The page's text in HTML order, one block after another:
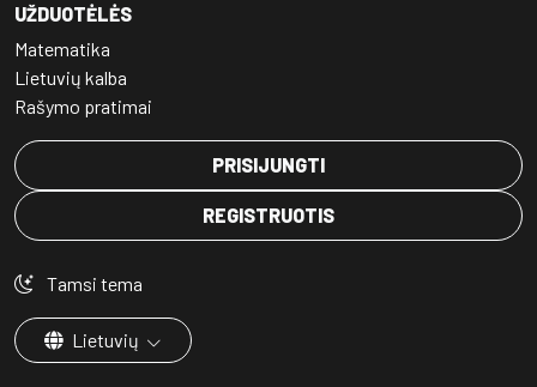
UŽDUOTĖLĖS
Matematika
Lietuvių kalba
Rašymo pratimai
PRISIJUNGTI
REGISTRUOTIS
Tamsi tema
Lietuvių